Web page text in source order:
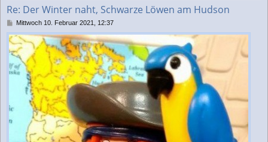
Re: Der Winter naht, Schwarze Löwen am Hudson
B
e
i
t
r
a
g
Mittwoch 10. Februar 2021, 12:37